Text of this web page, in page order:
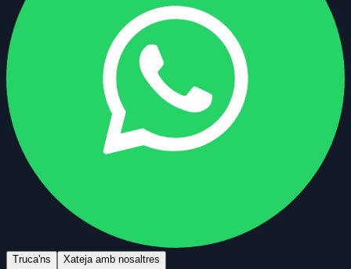
Truca'ns Xateja amb nosaltres